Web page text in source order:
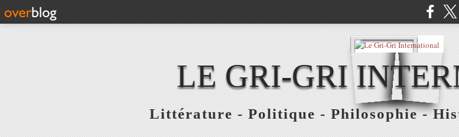
LE GRI-GRI
Littérature - Politique - Philosophie -